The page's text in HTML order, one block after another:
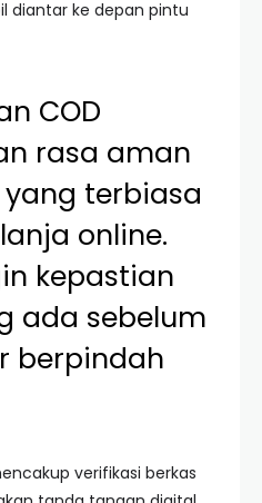
diantar ke depan pintu
COD
rasa aman
yang terbiasa
online.
kepastian
ada sebelum
berpindah
verifikasi berkas